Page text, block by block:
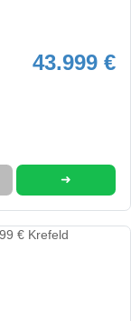
43.999 €
➜